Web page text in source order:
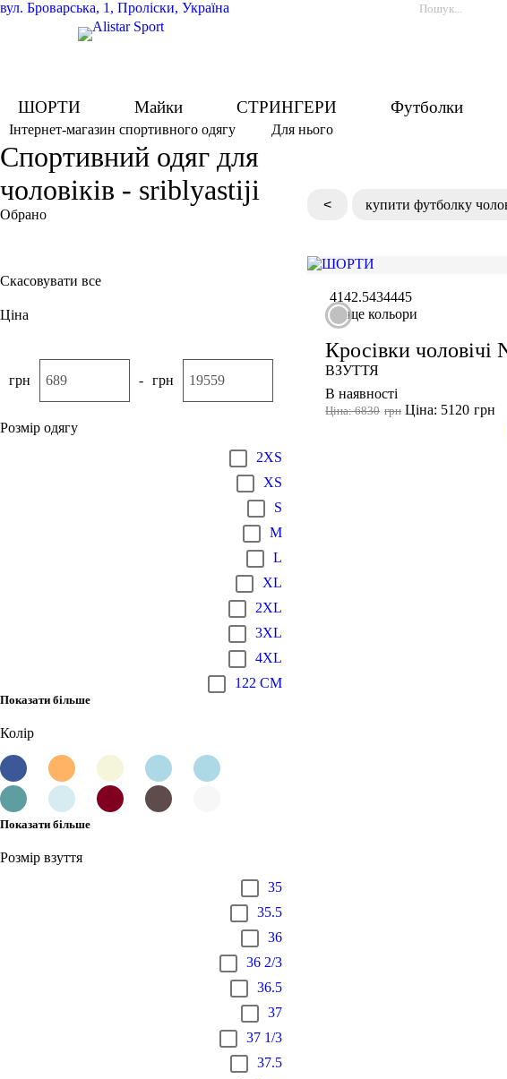
вул. Броварська, 1, Проліски, Україна
ШОРТИ Майки СТРИНГЕРИ Футболки
Інтернет-магазин спортивного одягу Для нього
Спортивний одяг для
чоловіків - sriblyastiji
Обрано
Скасовувати все
Ціна
грн - грн
Розмір одягу
2XS
XS
S
M
L
XL
2XL
3XL
4XL
122 CM
Показати більше
Колір
Показати більше
Розмір взуття
35
35.5
36
36 2/3
36.5
37
37 1/3
37.5
< купити футболку
4142.5434445
ще кольори
Кросівки
ВЗУТТЯ
В наявності
грн
Ціна: 6830 грн
Ціна: 5120